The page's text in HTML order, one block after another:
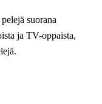
suorana
ja TV-oppaista,